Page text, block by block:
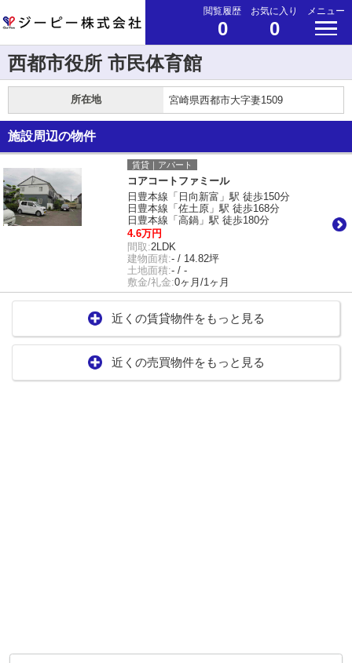
閲覧履歴
0
お気に入り
0
メニュー
西都市役所 市民体育館
所在地 宮崎県西都市大字妻1509
施設周辺の物件
賃貸｜アパート
コアコートファミール
日豊本線「日向新富」駅 徒歩150分
日豊本線「佐土原」駅 徒歩168分
日豊本線「高鍋」駅 徒歩180分
4.6万円
間取:2LDK
建物面積:- / 14.82坪
土地面積:- / -
敷金/礼金:0ヶ月/1ヶ月
近くの賃貸物件をもっと見る
近くの売買物件をもっと見る